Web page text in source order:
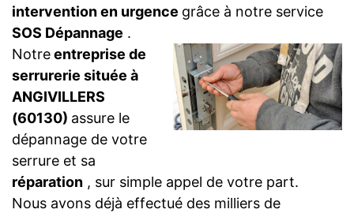
intervention en urgence grâce à notre service
SOS Dépannage .
Notreentreprise de
serrurerie située à
ANGIVILLERS
(60130) assure le
dépannage de votre
serrure et sa
réparation , sur simple appel de votre part.
Nous avons déjà effectué des milliers de